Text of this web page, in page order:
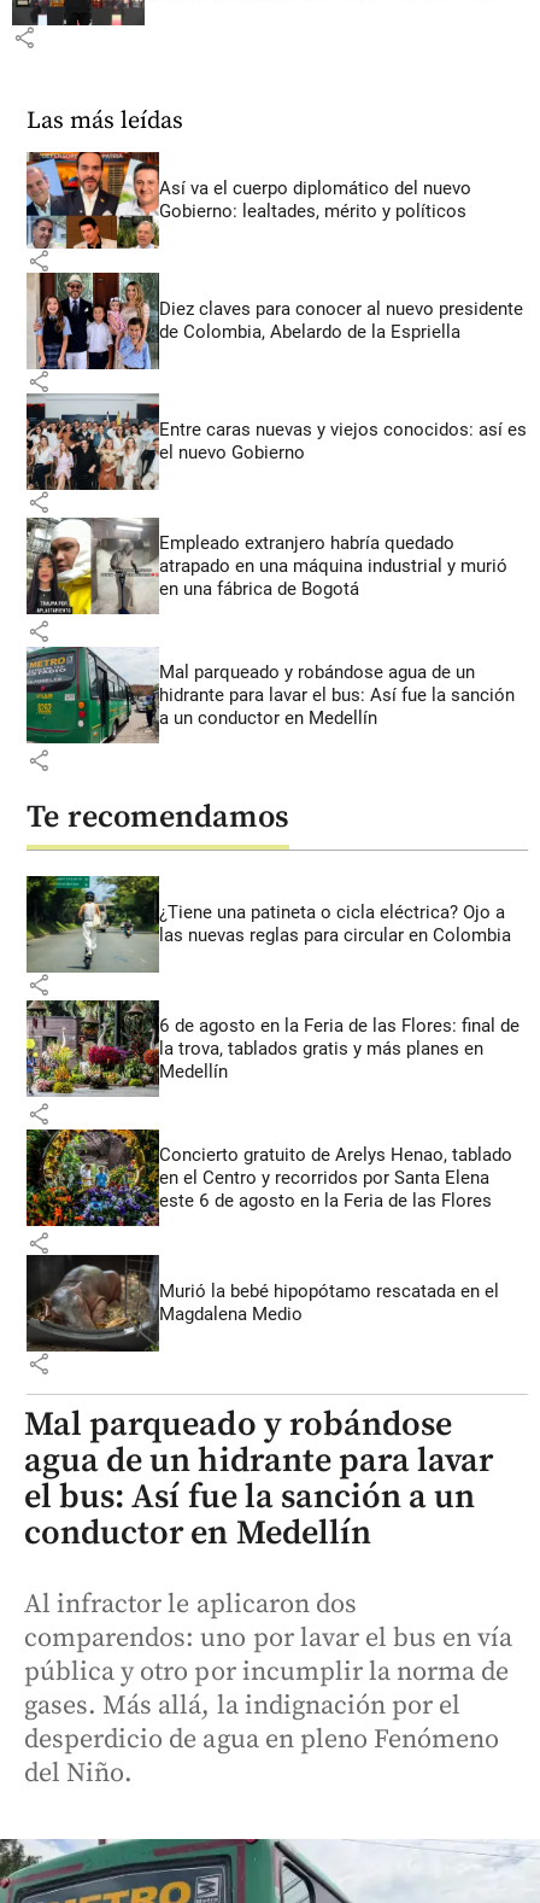
share
Las más leídas
Así va el cuerpo diplomático del nuevo
Gobierno: lealtades, mérito y políticos
share
Diez claves para conocer al nuevo presidente
de Colombia, Abelardo de la Espriella
share
Entre caras nuevas y viejos conocidos: así es
el nuevo Gobierno
share
Empleado extranjero habría quedado
atrapado en una máquina industrial y murió
en una fábrica de Bogotá
share
Mal parqueado y robándose agua de un
hidrante para lavar el bus: Así fue la sanción
a un conductor en Medellín
share
Te recomendamos
¿Tiene una patineta o cicla eléctrica? Ojo a
las nuevas reglas para circular en Colombia
share
6 de agosto en la Feria de las Flores: final de
la trova, tablados gratis y más planes en
Medellín
share
Concierto gratuito de Arelys Henao, tablado
en el Centro y recorridos por Santa Elena
este 6 de agosto en la Feria de las Flores
share
Murió la bebé hipopótamo rescatada en el
Magdalena Medio
share
Mal parqueado y robándose
agua de un hidrante para lavar
el bus: Así fue la sanción a un
conductor en Medellín
Al infractor le aplicaron dos
comparendos: uno por lavar el bus en vía
pública y otro por incumplir la norma de
gases. Más allá, la indignación por el
desperdicio de agua en pleno Fenómeno
del Niño.